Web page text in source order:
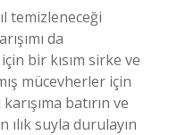
temizleneceği
da
bir kısım sirke ve
mücevherler için
batırın ve
ılık suyla durulayın